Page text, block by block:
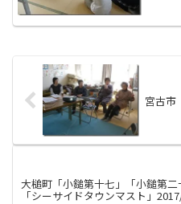
を控え
宮古市
大槌町「小鎚第十七」「小鎚第二
「シーサイドタウンマスト」